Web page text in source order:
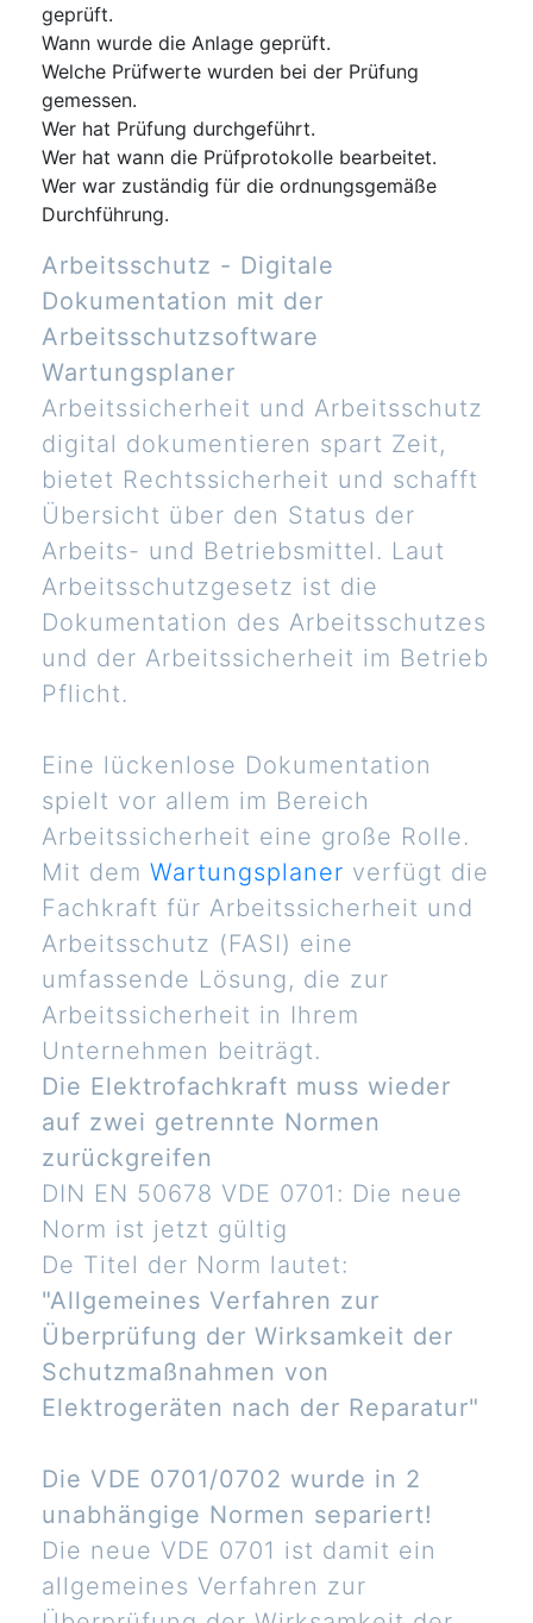
geprüft.
Wann wurde die Anlage geprüft.
Welche Prüfwerte wurden bei der Prüfung
gemessen.
Wer hat Prüfung durchgeführt.
Wer hat wann die Prüfprotokolle bearbeitet.
Wer war zuständig für die ordnungsgemäße
Durchführung.
Arbeitsschutz - Digitale
Dokumentation mit der
Arbeitsschutzsoftware
Wartungsplaner
Arbeitssicherheit und Arbeitsschutz
digital dokumentieren spart Zeit,
bietet Rechtssicherheit und schafft
Übersicht über den Status der
Arbeits- und Betriebsmittel. Laut
Arbeitsschutzgesetz ist die
Dokumentation des Arbeitsschutzes
und der Arbeitssicherheit im Betrieb
Pflicht.
Eine lückenlose Dokumentation
spielt vor allem im Bereich
Arbeitssicherheit eine große Rolle.
Mit dem Wartungsplaner verfügt die
Fachkraft für Arbeitssicherheit und
Arbeitsschutz (FASI) eine
umfassende Lösung, die zur
Arbeitssicherheit in Ihrem
Unternehmen beiträgt.
Die Elektrofachkraft muss wieder
auf zwei getrennte Normen
zurückgreifen
DIN EN 50678 VDE 0701: Die neue
Norm ist jetzt gültig
De Titel der Norm lautet:
"Allgemeines Verfahren zur
Überprüfung der Wirksamkeit der
Schutzmaßnahmen von
Elektrogeräten nach der Reparatur"
Die VDE 0701/0702 wurde in 2
unabhängige Normen separiert!
Die neue VDE 0701 ist damit ein
allgemeines Verfahren zur